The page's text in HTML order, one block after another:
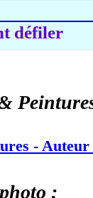
défiler
-
: